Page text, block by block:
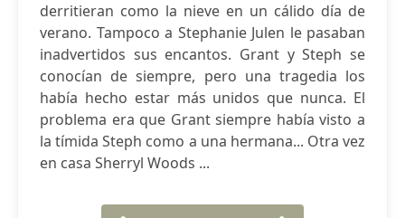
derritieran como la nieve en un cálido día de
verano. Tampoco a Stephanie Julen le pasaban
inadvertidos sus encantos. Grant y Steph se
conocían de siempre, pero una tragedia los
había hecho estar más unidos que nunca. El
problema era que Grant siempre había visto a
la tímida Steph como a una hermana... Otra vez
en casa Sherryl Woods ...